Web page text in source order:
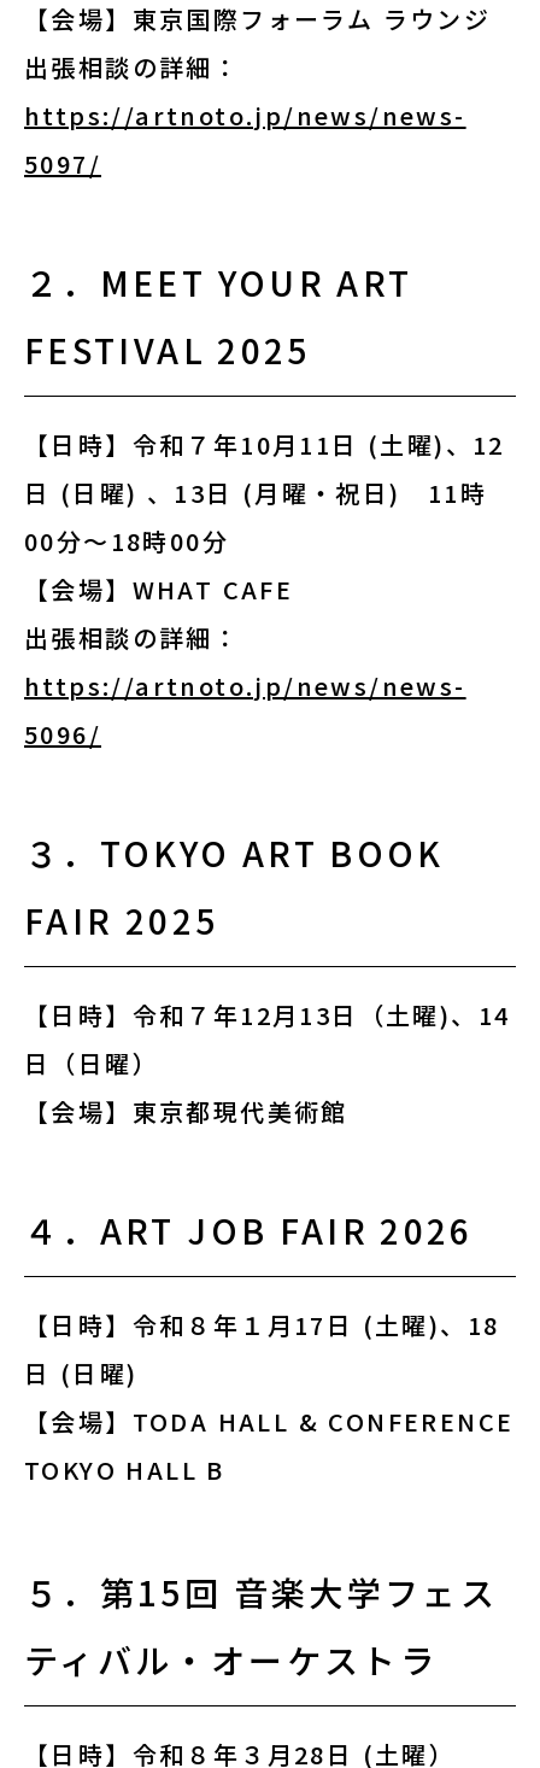
お知らせ・新着情報
アートノトについて
MESSAGE
English
やさしい日本語
サイトポリシー
よくあるご質問
ウェブアクセシビリティ
発行物
note YouTube Peatix LINE
【会場】東京国際フォーラム ラウンジ
出張相談の詳細：
https://artnoto.jp/news/news-
5097/
２．MEET YOUR ART
FESTIVAL 2025
【日時】令和７年10月11日 (土曜)、12
日 (日曜) 、13日 (月曜・祝日) 11時
00分～18時00分
【会場】WHAT CAFE
出張相談の詳細：
https://artnoto.jp/news/news-
5096/
３．TOKYO ART BOOK
FAIR 2025
【日時】令和７年12月13日（土曜)、14
日（日曜）
【会場】東京都現代美術館
４．ART JOB FAIR 2026
【日時】令和８年１月17日 (土曜)、18
日 (日曜)
【会場】TODA HALL & CONFERENCE
TOKYO HALL B
５．第15回 音楽大学フェス
ティバル・オーケストラ
【日時】令和８年３月28日 (土曜）